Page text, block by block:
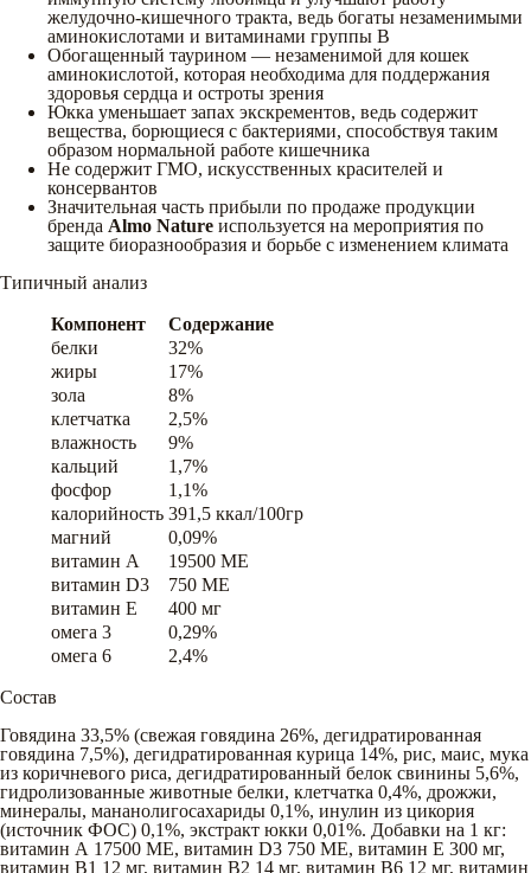
желудочно-кишечного тракта, ведь богаты незаменимыми
аминокислотами и витаминами группы В
Обогащенный таурином — незаменимой для кошек
аминокислотой, которая необходима для поддержания
здоровья сердца и остроты зрения
Юкка уменьшает запах экскрементов, ведь содержит
вещества, борющиеся с бактериями, способствуя таким
образом нормальной работе кишечника
Не содержит ГМО, искусственных красителей и
консервантов
Значительная часть прибыли по продаже продукции
бренда Almo Nature используется на мероприятия по
защите биоразнообразия и борьбе с изменением климата
Типичный анализ
Компонент
Содержание
белки
32%
жиры
17%
зола
8%
клетчатка
2,5%
влажность
9%
кальций
1,7%
фосфор
1,1%
калорийность 391,5 ккал/100гр
магний
0,09%
витамин A
19500 ME
витамин D3
750 ME
витамин E
400 мг
омега 3
0,29%
омега 6
2,4%
Состав
Говядина 33,5% (свежая говядина 26%, дегидратированная
говядина 7,5%), дегидратированная курица 14%, рис, маис, мука
из коричневого риса, дегидратированный белок свинины 5,6%,
гидролизованные животные белки, клетчатка 0,4%, дрожжи,
минералы, мананолигосахариды 0,1%, инулин из цикория
(источник ФОС) 0,1%, экстракт юкки 0,01%. Добавки на 1 кг:
витамин А 17500 МЕ, витамин D3 750 МЕ, витамин Е 300 мг,
витамин В1 12 мг, витамин В2 14 мг, витамин В6 12 мг, витамин